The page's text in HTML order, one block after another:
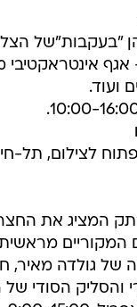
"בעקבות"של
אגף
ועוד.
לצילום, תל-חי
המציג את
המקוריים
גולדה מאיר,
והסליק הסודי של